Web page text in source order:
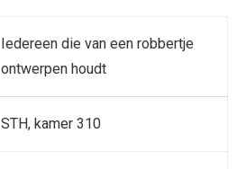
Iedereen die van een robbertje
ontwerpen houdt
STH, kamer 310